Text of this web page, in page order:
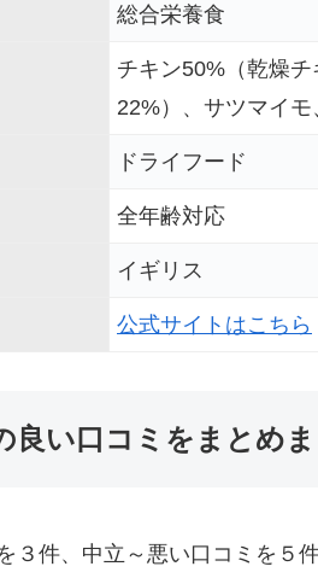
総合栄養食
チキン50%（乾燥
22%）、サツマイ
ドライフード
全年齢対応
イギリス
公式サイトはこちら
い口コミをまとめま
３件、中立～悪い口コミを５